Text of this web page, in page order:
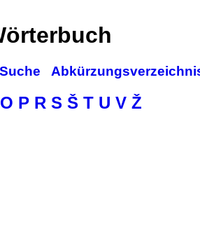
Suche
O P R S Š T U V Ž